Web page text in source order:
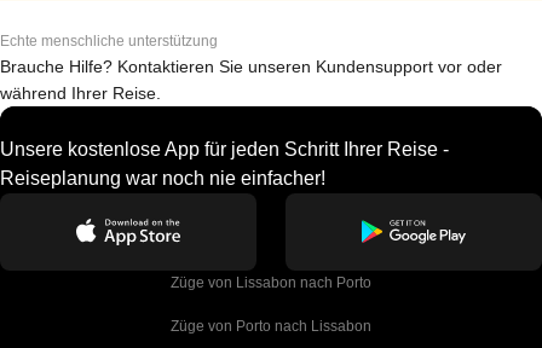
Echte menschliche unterstützung
Brauche Hilfe? Kontaktieren Sie unseren Kundensupport vor oder
während Ihrer Reise.
Unsere kostenlose App für jeden Schritt Ihrer Reise -
Reiseplanung war noch nie einfacher!
Züge von Lissabon nach Porto
Züge von Porto nach Lissabon